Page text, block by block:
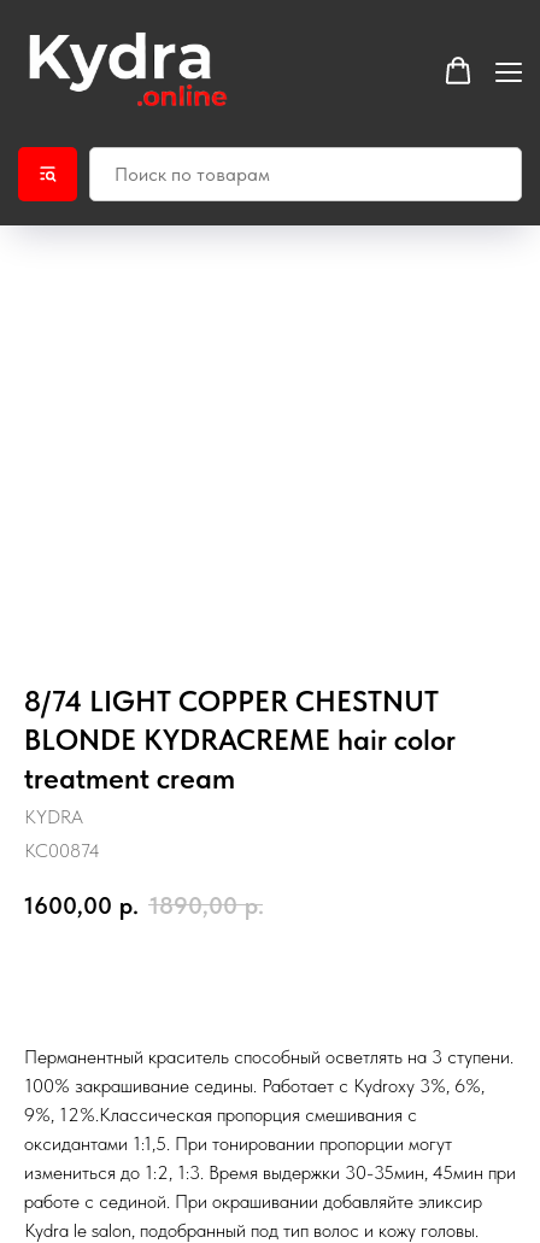
8/74 LIGHT COPPER CHESTNUT
BLONDE KYDRACREME hair color
treatment cream
KYDRA
KC00874
1600,00 р. 1890,00 р.
Перманентный краситель способный осветлять на 3 ступени.
100% закрашивание седины. Работает с Kydroxy 3%, 6%,
9%, 12%.Классическая пропорция смешивания с
оксидантами 1:1,5. При тонировании пропорции могут
измениться до 1:2, 1:3. Время выдержки 30-35мин, 45мин при
работе с сединой. При окрашивании добавляйте эликсир
Kydra le salon, подобранный под тип волос и кожу головы.